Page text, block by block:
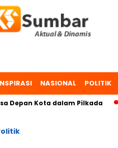
NASIONAL POLITIK
Kota dalam Pilkada